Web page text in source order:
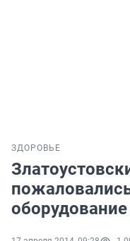
ЗДОРОВЬЕ
оборудование